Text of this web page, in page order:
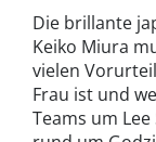
Die brillante
Keiko Miura
vielen
Frau ist und
Teams um